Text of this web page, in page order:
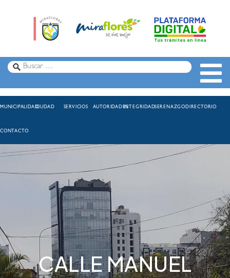
MUNICIPALIDADCIUDAD SERVICIOS AUTORIDADESINTEGRIDADSERENAZGODIRECTORIO
CONTACTO
CALLE MANUEL